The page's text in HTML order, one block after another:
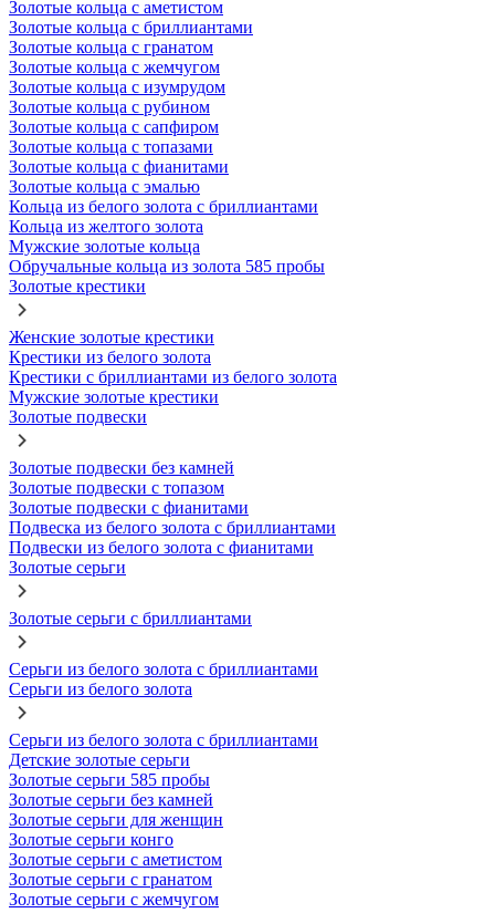
Золотые кольца с аметистом
Золотые кольца с бриллиантами
Золотые кольца с гранатом
Золотые кольца с жемчугом
Золотые кольца с изумрудом
Золотые кольца с рубином
Золотые кольца с сапфиром
Золотые кольца с топазами
Золотые кольца с фианитами
Золотые кольца с эмалью
Кольца из белого золота с бриллиантами
Кольца из желтого золота
Мужские золотые кольца
Обручальные кольца из золота 585 пробы
Золотые крестики
Женские золотые крестики
Крестики из белого золота
Крестики с бриллиантами из белого золота
Мужские золотые крестики
Золотые подвески
Золотые подвески без камней
Золотые подвески с топазом
Золотые подвески с фианитами
Подвеска из белого золота с бриллиантами
Подвески из белого золота с фианитами
Золотые серьги
Золотые серьги с бриллиантами
Серьги из белого золота с бриллиантами
Серьги из белого золота
Серьги из белого золота с бриллиантами
Детские золотые серьги
Золотые серьги 585 пробы
Золотые серьги без камней
Золотые серьги для женщин
Золотые серьги конго
Золотые серьги с аметистом
Золотые серьги с гранатом
Золотые серьги с жемчугом